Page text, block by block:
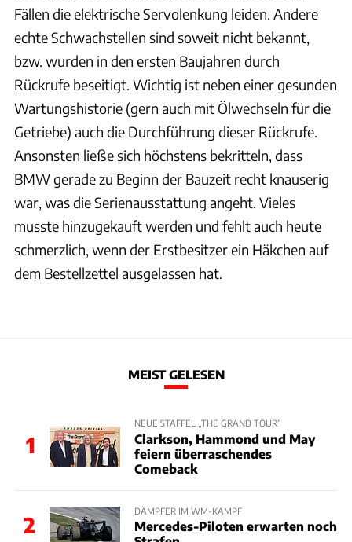
Fällen die elektrische Servolenkung leiden. Andere
echte Schwachstellen sind soweit nicht bekannt,
bzw. wurden in den ersten Baujahren durch
Rückrufe beseitigt. Wichtig ist neben einer gesunden
Wartungshistorie (gern auch mit Ölwechseln für die
Getriebe) auch die Durchführung dieser Rückrufe.
Ansonsten ließe sich höchstens bekritteln, dass
BMW gerade zu Beginn der Bauzeit recht knauserig
war, was die Serienausstattung angeht. Vieles
musste hinzugekauft werden und fehlt auch heute
schmerzlich, wenn der Erstbesitzer ein Häkchen auf
dem Bestellzettel ausgelassen hat.
MEIST GELESEN
1
NEUE STAFFEL „THE GRAND TOUR“
Clarkson, Hammond und May
feiern überraschendes
Comeback
2
DÄMPFER IM WM-KAMPF
Mercedes-Piloten erwarten noch